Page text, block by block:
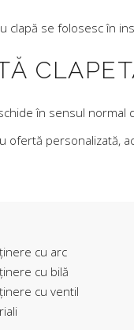
clapă se folosesc în
în sensul
ofertă personalizată,
cu arc
cu bilă
cu ventil
în producția de
reputația atât pe piața